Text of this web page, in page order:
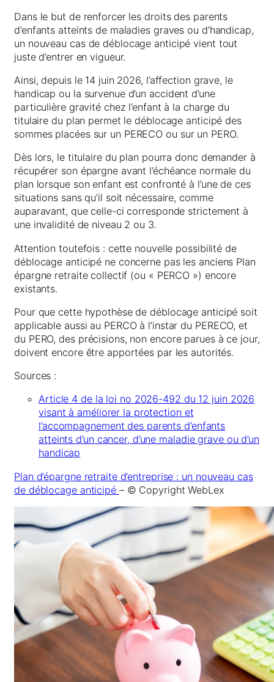
Dans le but de renforcer les droits des parents
d’enfants atteints de maladies graves ou d’handicap,
un nouveau cas de déblocage anticipé vient tout
juste d’entrer en vigueur.
Ainsi, depuis le 14 juin 2026, l’affection grave, le
handicap ou la survenue d’un accident d’une
particulière gravité chez l’enfant à la charge du
titulaire du plan permet le déblocage anticipé des
sommes placées sur un PERECO ou sur un PERO.
Dès lors, le titulaire du plan pourra donc demander à
récupérer son épargne avant l’échéance normale du
plan lorsque son enfant est confronté à l’une de ces
situations sans qu’il soit nécessaire, comme
auparavant, que celle-ci corresponde strictement à
une invalidité de niveau 2 ou 3.
Attention toutefois : cette nouvelle possibilité de
déblocage anticipé ne concerne pas les anciens Plan
épargne retraite collectif (ou « PERCO ») encore
existants.
Pour que cette hypothèse de déblocage anticipé soit
applicable aussi au PERCO à l’instar du PERECO, et
du PERO, des précisions, non encore parues à ce jour,
doivent encore être apportées par les autorités.
Sources :
Article 4 de la loi no 2026-492 du 12 juin 2026
visant à améliorer la protection et
l’accompagnement des parents d’enfants
atteints d’un cancer, d’une maladie grave ou d’un
handicap
Plan d’épargne retraite d’entreprise : un nouveau cas
de déblocage anticipé – © Copyright WebLex